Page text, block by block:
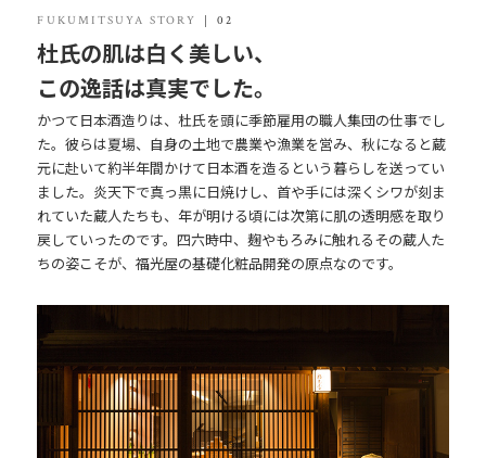
FUKUMITSUYA STORY 02
杜氏の肌は白く美しい、
この逸話は真実でした。
かつて日本酒造りは、杜氏を頭に季節雇用の職人集団の仕事でし
た。彼らは夏場、自身の土地で農業や漁業を営み、秋になると蔵
元に赴いて約半年間かけて日本酒を造るという暮らしを送ってい
ました。炎天下で真っ黒に日焼けし、首や手には深くシワが刻ま
れていた蔵人たちも、年が明ける頃には次第に肌の透明感を取り
戻していったのです。四六時中、麹やもろみに触れるその蔵人た
ちの姿こそが、福光屋の基礎化粧品開発の原点なのです。